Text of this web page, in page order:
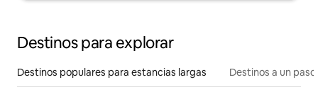
Destinos para explorar
Destinos populares para estancias largas Destinos a un